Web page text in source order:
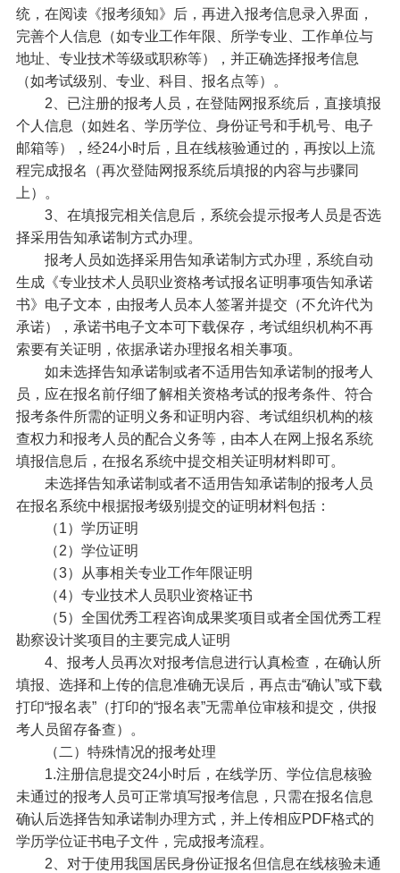
统，在阅读《报考须知》后，再进入报考信息录入界面，
完善个人信息（如专业工作年限、所学专业、工作单位与
地址、专业技术等级或职称等），并正确选择报考信息
（如考试级别、专业、科目、报名点等）。
2、已注册的报考人员，在登陆网报系统后，直接填报
个人信息（如姓名、学历学位、身份证号和手机号、电子
邮箱等），经24小时后，且在线核验通过的，再按以上流
程完成报名（再次登陆网报系统后填报的内容与步骤同
上）。
3、在填报完相关信息后，系统会提示报考人员是否选
择采用告知承诺制方式办理。
报考人员如选择采用告知承诺制方式办理，系统自动
生成《专业技术人员职业资格考试报名证明事项告知承诺
书》电子文本，由报考人员本人签署并提交（不允许代为
承诺），承诺书电子文本可下载保存，考试组织机构不再
索要有关证明，依据承诺办理报名相关事项。
如未选择告知承诺制或者不适用告知承诺制的报考人
员，应在报名前仔细了解相关资格考试的报考条件、符合
报考条件所需的证明义务和证明内容、考试组织机构的核
查权力和报考人员的配合义务等，由本人在网上报名系统
填报信息后，在报名系统中提交相关证明材料即可。
未选择告知承诺制或者不适用告知承诺制的报考人员
在报名系统中根据报考级别提交的证明材料包括：
（1）学历证明
（2）学位证明
（3）从事相关专业工作年限证明
（4）专业技术人员职业资格证书
（5）全国优秀工程咨询成果奖项目或者全国优秀工程
勘察设计奖项目的主要完成人证明
4、报考人员再次对报考信息进行认真检查，在确认所
填报、选择和上传的信息准确无误后，再点击“确认”或下载
打印“报名表”（打印的“报名表”无需单位审核和提交，供报
考人员留存备查）。
（二）特殊情况的报考处理
1.注册信息提交24小时后，在线学历、学位信息核验
未通过的报考人员可正常填写报考信息，只需在报名信息
确认后选择告知承诺制办理方式，并上传相应PDF格式的
学历学位证书电子文件，完成报考流程。
2、对于使用我国居民身份证报名但信息在线核验未通